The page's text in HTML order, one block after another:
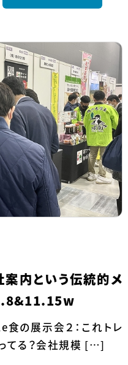
内という伝統的メ
の展示会２：これトレ
てる？会社規模 […]